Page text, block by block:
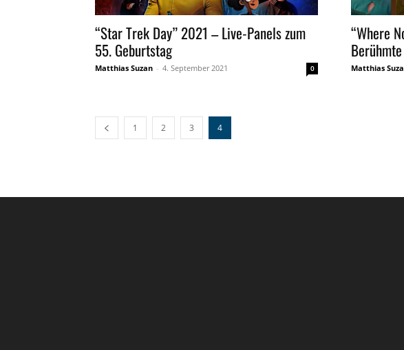
“Star Trek Day” 2021 – Live-Panels zum
55. Geburtstag
Matthias Suzan - 4. September 2021 0
“Where
Matthias
1 2 3 4